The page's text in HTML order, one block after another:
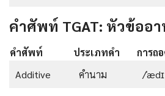
คำศัพท์ TGAT: หัวข้ออา
คำศัพท์ ประเภทคำ การถ
Additive
คำนาม /